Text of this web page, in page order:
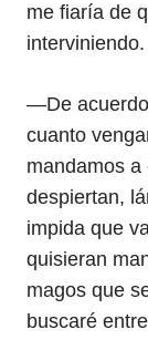
me fiaría de
interviniendo.
—De
cuanto
mandamos
despiertan,
impida que
quisieran
magos que
buscaré